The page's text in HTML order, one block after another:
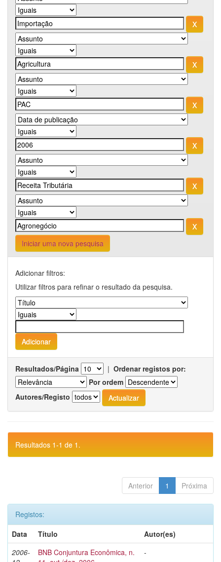
Iniciar uma nova pesquisa
Adicionar filtros:
Utilizar filtros para refinar o resultado da pesquisa.
Resultados/Página | Ordenar registos por:
Por ordem
Autores/Registo
Resultados 1-1 de 1.
Anterior 1 Próxima
Registos:
Data
Título
Autor(es)
2006-
BNB Conjuntura Econômica, n.
-